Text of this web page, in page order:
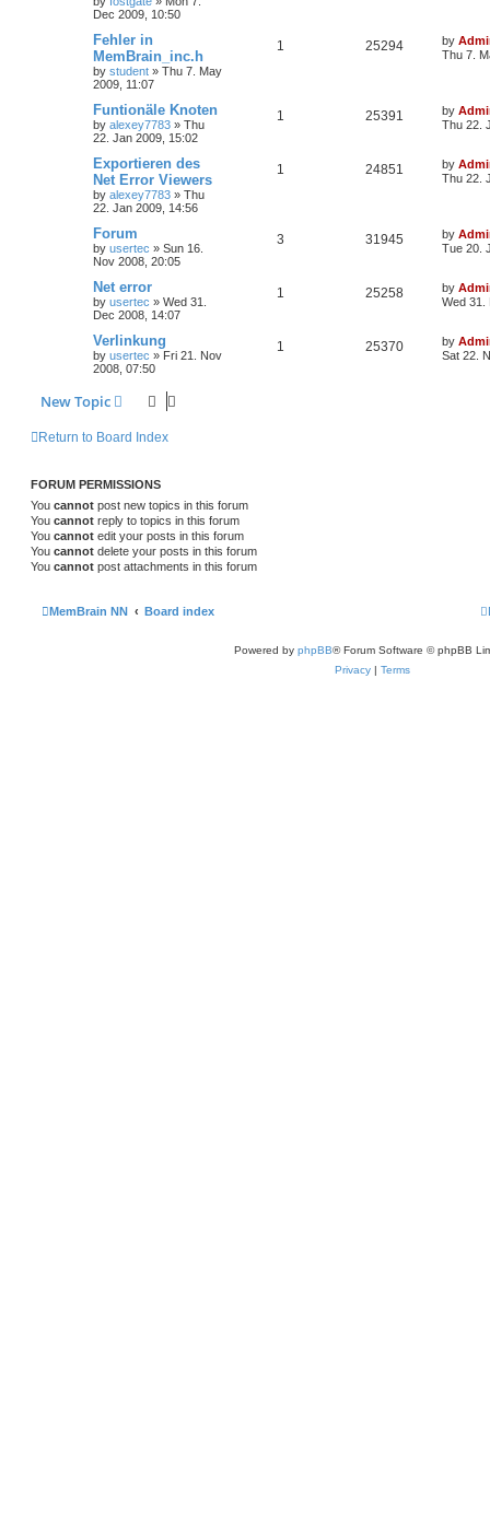
Dec 2009, 10:50
Fehler in
MemBrain_inc.h
by student » Thu 7. May
2009, 11:07
1 25294 by
Thu 7.
Funtionäle Knoten
by alexey7783 » Thu
22. Jan 2009, 15:02
1 25391 by
Thu 22.
Exportieren des
Net Error Viewers
by alexey7783 » Thu
22. Jan 2009, 14:56
1 24851 by
Thu 22.
Forum
by usertec » Sun 16.
Nov 2008, 20:05
3 31945 by
Tue 20.
Net error
by usertec » Wed 31.
Dec 2008, 14:07
1 25258 by
Wed 31.
Verlinkung
by usertec » Fri 21. Nov
2008, 07:50
1 25370 by
Sat 22.
New Topic
Return to Board Index
FORUM PERMISSIONS
You cannot post new topics in this forum
You cannot reply to topics in this forum
You cannot edit your posts in this forum
You cannot delete your posts in this forum
You cannot post attachments in this forum
MemBrain NN Board index
Powered by phpBB® Forum Software © phpBB
Privacy | Terms